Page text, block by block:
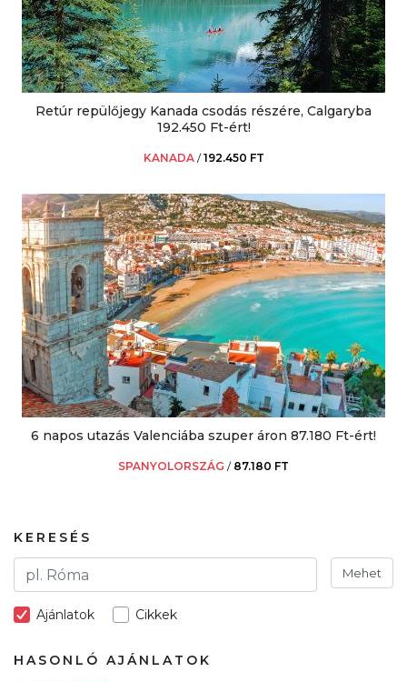
Retúr repülőjegy Kanada csodás részére, Calgaryba
192.450 Ft-ért!
KANADA /192.450 FT
6 napos utazás Valenciába szuper áron 87.180 Ft-ért!
SPANYOLORSZÁG / 87.180 FT
KERESÉS
Mehet
Ajánlatok Cikkek
HASONLÓ AJÁNLATOK